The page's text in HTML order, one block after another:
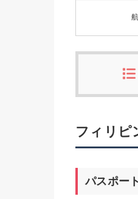
フィリピ
パスポート